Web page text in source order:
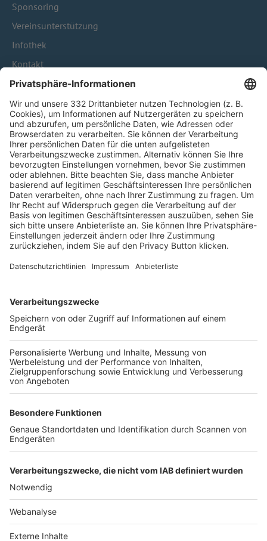
Sponsoring
Vereinsunterstützung
Infothek
Kontakt
HÄUFIG BESUCHTE SEITEN
Pässe und Vereinswechsel
Trainerausbildung
Schulungsangebot Vereinsmitarbeiter
BFV-Geschäftsstellen
Trainerbörse
Login SpielPlus
FOLGE DEM BFV
TOP-VEREINE
TOP-PARTNER
Nutzungsbedingungen Datenschutz Impressum